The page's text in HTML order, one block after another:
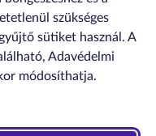
Szerzői jogok
nyilatkozat
szükséges
sütiket használ. A
Adavédelmi
módosíthatja.